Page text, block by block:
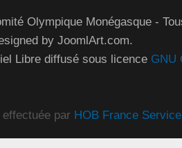
Olympique Monégasque -
by JoomlArt.com.
Libre diffusé sous licence GNU
effectuée par HOB France